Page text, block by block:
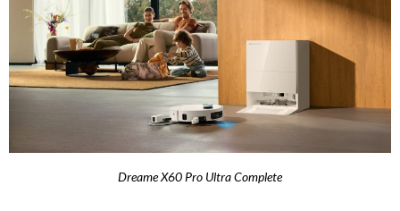
Dreame X60 Pro Ultra Complete